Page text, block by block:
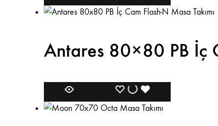
Antares 80×80 PB İç